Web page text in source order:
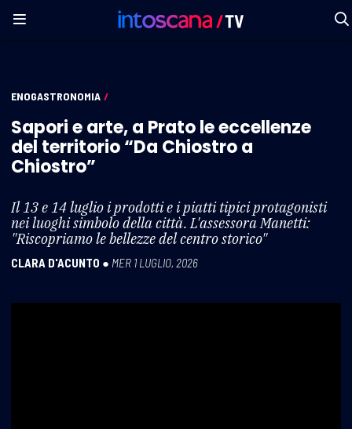
ENOGASTRONOMIA /
Sapori e arte, a Prato le eccellenze
del territorio “Da Chiostro a
Chiostro”
Il 13 e 14 luglio i prodotti e i piatti tipici protagonisti
nei luoghi simbolo della città. L'assessora Manetti:
"Riscopriamo le bellezze del centro storico"
CLARA D'ACUNTO ● MER 1 LUGLIO, 2026